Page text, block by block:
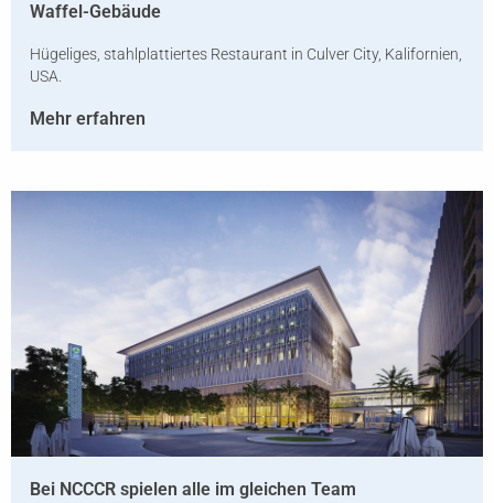
Waffel-Gebäude
Hügeliges, stahlplattiertes Restaurant in Culver City, Kalifornien,
USA.
Mehr erfahren
Bei NCCCR spielen alle im gleichen Team